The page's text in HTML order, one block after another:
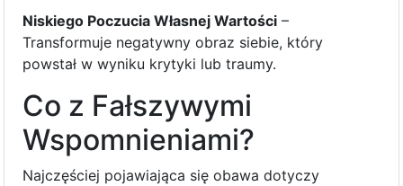
Niskiego Poczucia Własnej Wartości –
Transformuje negatywny obraz siebie, który
powstał w wyniku krytyki lub traumy.
Co z Fałszywymi
Wspomnieniami?
Najczęściej pojawiająca się obawa dotyczy